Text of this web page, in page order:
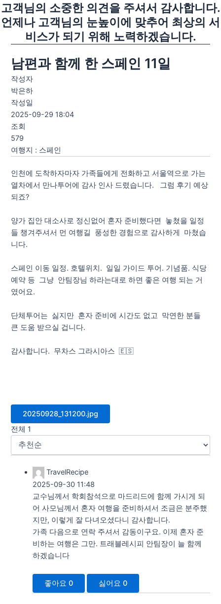
고객님의 소중한 의견을 주셔서 감사합니다.
언제나 고객님의 눈높이에 맞추어 최상의 서
비스가 되기 위해 노력하겠습니다.
남편과 함께 한 스페인 11일
작성자
박은하
작성일
2025-09-29 18:04
조회
579
여행지 : 스페인
인천에 도착하자마자 가족들에게 전화하고 서울역으로 가는
열차에서 만나투어에 감사 인사 드렸습니다. 그럼 후기 예상
되죠?
양가 집안 대소사로 정신없어 혼자 준비했다면 놓쳤을 일정
들 챙겨주셔서 먼 여행길 풍성한 경험으로 감사하게 마쳤습
니다.
스페인 이동 일정. 호텔위치. 일일 가이드 투어. 기념품. 식당
예약 등 그냥 안팀장님 하라는대로 하면 좋은 여행 되는 거
였어요.
단체투어는 싫지만 혼자 준비에 시간도 없고 막연한 분들
큰 도움 받으실 겁니다.
감사합니다. 무차스 그라시아스 🇪🇸
20250928_131200.jpg
전체 1
TravelRecipe
2025-09-30 11:48
교수님께서 학회참석으로 마드리드에 함께 가시게 되
어 사모님께서 혼자 여행을 준비하셔서 조금은 분주했
지만, 이렇게 잘 다녀오셨다니 감사합니다.
가족 다음으로 연락 주셔서 감동이구요. 이제 혼자 준
비하는 여행은 그만. 트래블레시피 안팀장이 늘 함께
하겠습니다
좋아요0 싫어요0